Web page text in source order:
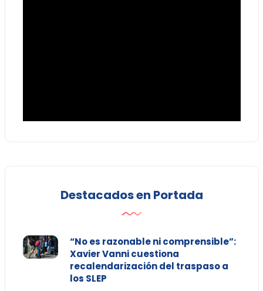
Destacados en Portada
“No es razonable ni comprensible”:
Xavier Vanni cuestiona
recalendarización del traspaso a
los SLEP